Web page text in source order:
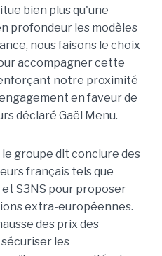
bien plus qu'une
profondeur les modèles
nous faisons le choix
accompagner cette
notre proximité
en faveur de
déclaré Gaël Menu.
groupe dit conclure des
français tels que
et S3NS pour proposer
extra-européennes.
des prix des
les